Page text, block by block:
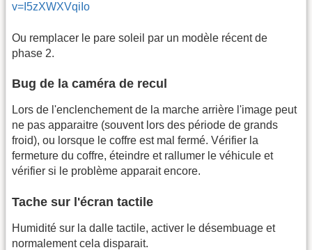
v=I5zXWXVqiIo
Ou remplacer le pare soleil par un modèle récent de
phase 2.
Bug de la caméra de recul
Lors de l'enclenchement de la marche arrière l'image peut
ne pas apparaitre (souvent lors des période de grands
froid), ou lorsque le coffre est mal fermé. Vérifier la
fermeture du coffre, éteindre et rallumer le véhicule et
vérifier si le problème apparait encore.
Tache sur l'écran tactile
Humidité sur la dalle tactile, activer le désembuage et
normalement cela disparait.